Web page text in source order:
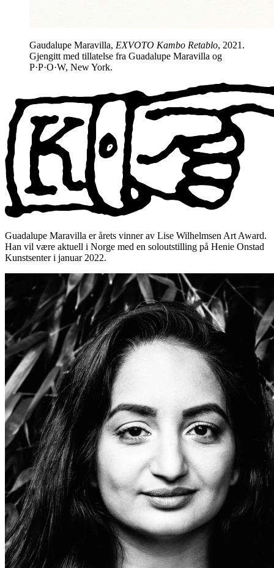
Gaudalupe Maravilla, EXVOTO Kambo Retablo, 2021.
Gjengitt med tillatelse fra Guadalupe Maravilla og
P·P·O·W, New York.
Guadalupe Maravilla er årets vinner av Lise Wilhelmsen Art Award.
Han vil være aktuell i Norge med en soloutstilling på Henie Onstad
Kunstsenter i januar 2022.